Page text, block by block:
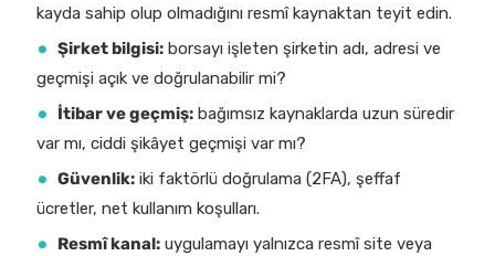
kayda sahip olup olmadığını resmî kaynaktan teyit edin.
Şirket bilgisi: borsayı işleten şirketin adı, adresi ve
geçmişi açık ve doğrulanabilir mi?
İtibar ve geçmiş: bağımsız kaynaklarda uzun süredir
var mı, ciddi şikâyet geçmişi var mı?
Güvenlik: iki faktörlü doğrulama (2FA), şeffaf
ücretler, net kullanım koşulları.
Resmî kanal: uygulamayı yalnızca resmî site veya